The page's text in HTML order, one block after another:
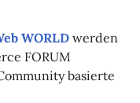
WORLDwerden
FORUM
basierte